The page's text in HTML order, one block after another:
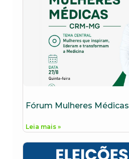
Fórum Mulheres Médicas
Leia mais »